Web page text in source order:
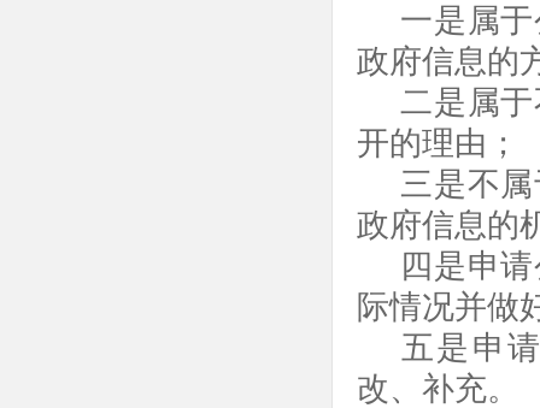
一是属
政府信息的
二是属
开的理由；
三是不
政府信息的
四是申
际情况并做
五是申
改、补充。